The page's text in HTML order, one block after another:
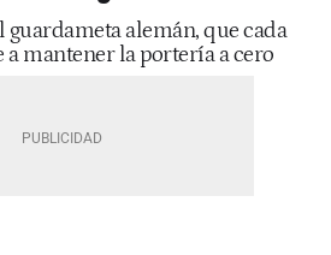
guardameta alemán, que cada
a mantener la portería a cero